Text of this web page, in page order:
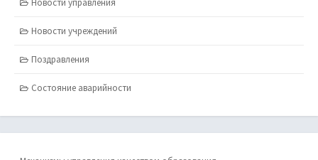
Новости управления
Новости учреждений
Поздравления
Состояние аварийности